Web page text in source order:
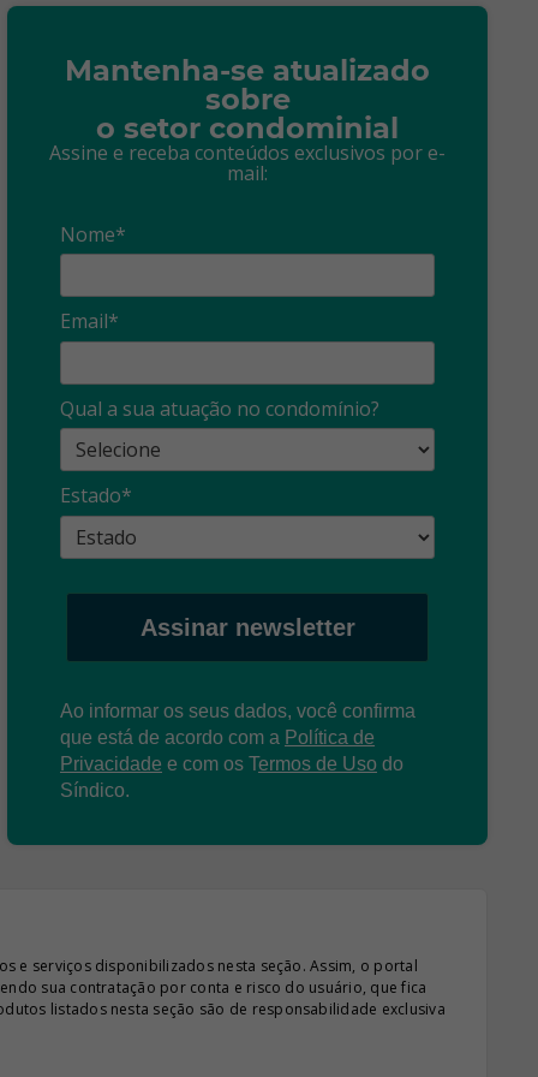
Mantenha-se atualizado
sobre
o setor condominial
Assine e receba conteúdos exclusivos por e-
mail:
Nome*
Email*
Qual a sua atuação no condomínio?
Estado*
Assinar newsletter
Ao informar os seus dados, você confirma
que está de acordo com a Política de
Privacidade e com os Termos de Uso do
Síndico.
e serviços disponibilizados nesta seção. Assim, o portal
sua contratação por conta e risco do usuário, que fica
listados nesta seção são de responsabilidade exclusiva